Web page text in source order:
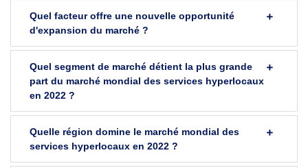
Quel facteur offre une nouvelle opportunité
d'expansion du marché ?
Quel segment de marché détient la plus grande
part du marché mondial des services hyperlocaux
en 2022 ?
Quelle région domine le marché mondial des
services hyperlocaux en 2022 ?